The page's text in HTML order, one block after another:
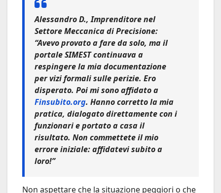
Alessandro D., Imprenditore nel
Settore Meccanica di Precisione:
“Avevo provato a fare da solo, ma il
portale SIMEST continuava a
respingere la mia documentazione
per vizi formali sulle perizie. Ero
disperato. Poi mi sono affidato a
Finsubito.org. Hanno corretto la mia
pratica, dialogato direttamente con i
funzionari e portato a casa il
risultato. Non commettete il mio
errore iniziale: affidatevi subito a
loro!”
Non aspettare che la situazione peggiori o che